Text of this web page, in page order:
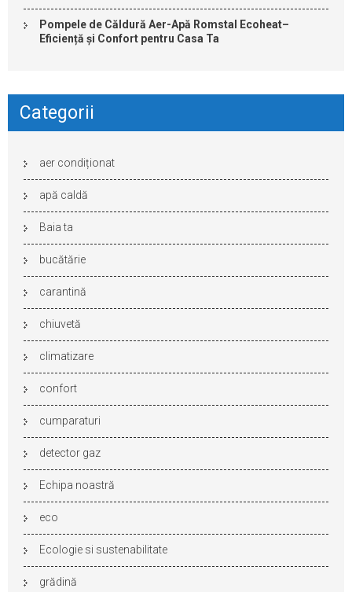
Pompele de Căldură Aer-Apă Romstal Ecoheat–
Eficiență și Confort pentru Casa Ta
Categorii
aer condiționat
apă caldă
Baia ta
bucătărie
carantină
chiuvetă
climatizare
confort
cumparaturi
detector gaz
Echipa noastră
eco
Ecologie si sustenabilitate
grădină